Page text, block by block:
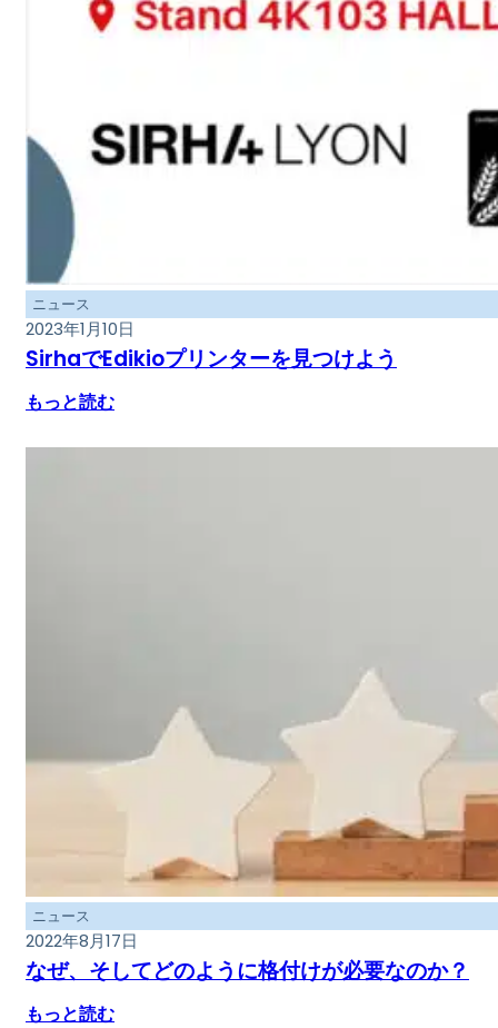
ニュース
2023年1月10日
SirhaでEdikioプリンターを見つけよう
もっと読む
ニュース
2022年8月17日
なぜ、そしてどのように格付けが必要なのか？
もっと読む